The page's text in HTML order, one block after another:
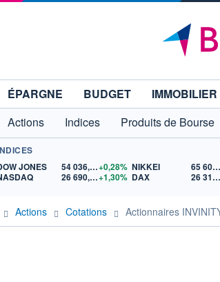
ÉPARGNE BUDGET IMMOBILIER
Actions Indices Produits de Bourse
JONES
54 036,93+0,28%
26 690,62+1,30%
NIKKEI 65 606,71
DAX
26 319,45
Actions Cotations Actionnaires